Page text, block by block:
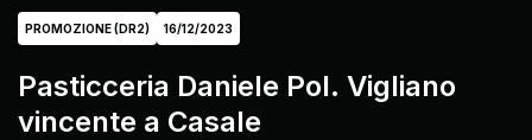
PROMOZIONE (DR2) 16/12/2023
Pasticceria Daniele Pol. Vigliano
vincente a Casale